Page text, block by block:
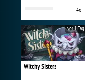
4x
Witchy Sisters
vor 1 Tag